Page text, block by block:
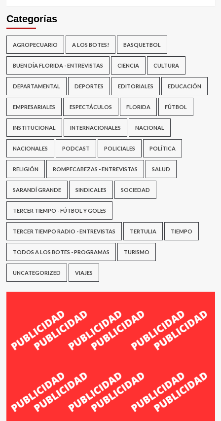
Categorías
AGROPECUARIO A LOS BOTES! BASQUETBOL
BUEN DÍA FLORIDA - ENTREVISTAS CIENCIA CULTURA
DEPARTAMENTAL DEPORTES EDITORIALES EDUCACIÓN
EMPRESARIALES ESPECTÁCULOS FLORIDA FÚTBOL
INSTITUCIONAL INTERNACIONALES NACIONAL
NACIONALES PODCAST POLICIALES POLÍTICA
RELIGIÓN ROMPECABEZAS - ENTREVISTAS SALUD
SARANDÍ GRANDE SINDICALES SOCIEDAD
TERCER TIEMPO - FÚTBOL Y GOLES
TERCER TIEMPO RADIO - ENTREVISTAS TERTULIA TIEMPO
TODOS A LOS BOTES - PROGRAMAS TURISMO
UNCATEGORIZED VIAJES